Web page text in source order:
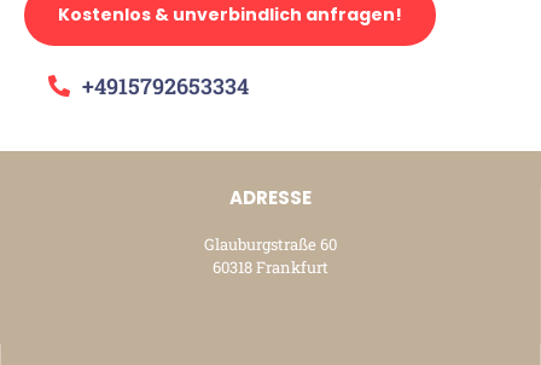
Kostenlos & unverbindlich anfragen!
+4915792653334
ADRESSE
Glauburgstraße 60
60318 Frankfurt